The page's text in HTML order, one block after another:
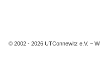
© 2002 - 2026 UTConnewitz e.V. −